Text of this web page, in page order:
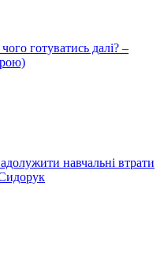
готуватись далі? –
навчальні втрати